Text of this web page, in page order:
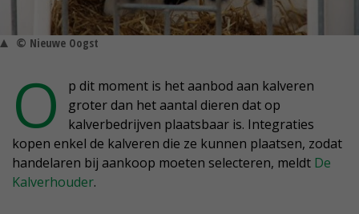
© Nieuwe Oogst
O
p dit moment is het aanbod aan kalveren
groter dan het aantal dieren dat op
kalverbedrijven plaatsbaar is. Integraties
kopen enkel de kalveren die ze kunnen plaatsen, zodat
handelaren bij aankoop moeten selecteren, meldt De
Kalverhouder.